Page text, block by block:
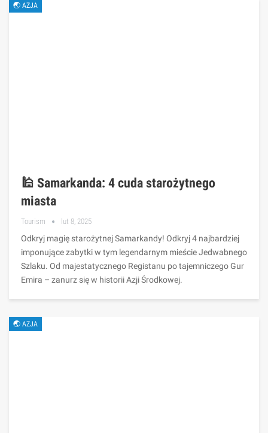
🌏 AZJA
🕌 Samarkanda: 4 cuda starożytnego
miasta
Tourism lut 8, 2025
Odkryj magię starożytnej Samarkandy! Odkryj 4 najbardziej
imponujące zabytki w tym legendarnym mieście Jedwabnego
Szlaku. Od majestatycznego Registanu po tajemniczego Gur
Emira – zanurz się w historii Azji Środkowej.
🌏 AZJA